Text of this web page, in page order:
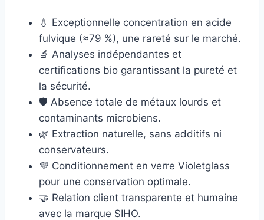
💧 Exceptionnelle concentration en acide
fulvique (≈79 %), une rareté sur le marché.
🔬 Analyses indépendantes et
certifications bio garantissant la pureté et
la sécurité.
🛡️ Absence totale de métaux lourds et
contaminants microbiens.
🌿 Extraction naturelle, sans additifs ni
conservateurs.
💜 Conditionnement en verre Violetglass
pour une conservation optimale.
🤝 Relation client transparente et humaine
avec la marque SIHO.